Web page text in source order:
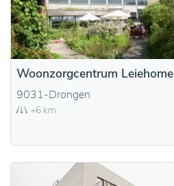
Woonzorgcentrum Leiehome
9031-Drongen
+6 km